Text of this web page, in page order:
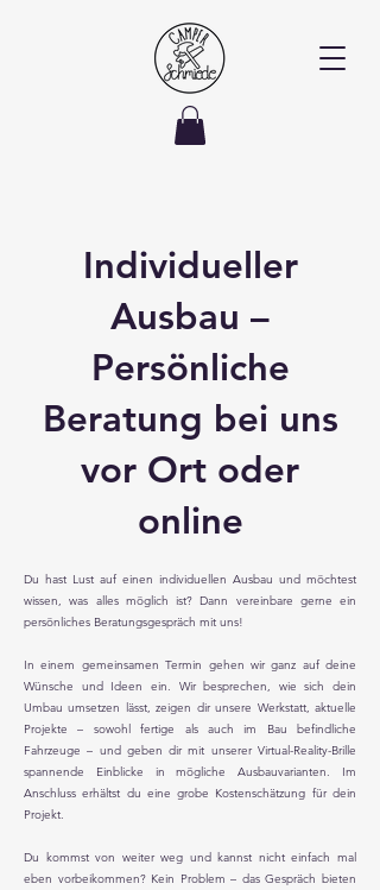
Individueller
Ausbau –
Persönliche
Beratung bei uns
vor Ort oder
online
Du hast Lust auf einen individuellen Ausbau und möchtest
wissen, was alles möglich ist? Dann vereinbare gerne ein
persönliches Beratungsgespräch mit uns!
In einem gemeinsamen Termin gehen wir ganz auf deine
Wünsche und Ideen ein. Wir besprechen, wie sich dein
Umbau umsetzen lässt, zeigen dir unsere Werkstatt, aktuelle
Projekte – sowohl fertige als auch im Bau befindliche
Fahrzeuge – und geben dir mit unserer Virtual-Reality-Brille
spannende Einblicke in mögliche Ausbauvarianten. Im
Anschluss erhältst du eine grobe Kostenschätzung für dein
Projekt.
Du kommst von weiter weg und kannst nicht einfach mal
eben vorbeikommen? Kein Problem – das Gespräch bieten